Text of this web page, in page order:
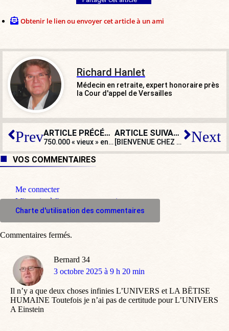
Obtenir le lien ou envoyer cet article à un ami
Richard Hanlet
Médecin en retraite, expert honoraire près
la Cour d'appel de Versailles
Prev ARTICLE PRÉCÉDENT
750.000 « vieux » en état de mort sociale
ARTICLE SUIVANT
[BIENVENUE CHEZ LES WOKE] Manif à Londres Next
VOS COMMENTAIRES
Me connecter
M'inscrire à l'espace commentaire
Charte d'utilisation des commentaires
Bernard 34
dit
3 octobre 2025 à 9 h 20 min
Il n’y a que deux choses infinies L’UNIVERS et LA BÊTISE
HUMAINE Toutefois je n’ai pas de certitude pour L’UNIVERS
A Einstein
Commentaires fermés.